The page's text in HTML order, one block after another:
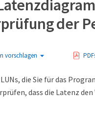
der
vorschlagen
die Sie für das
dass die Latenz